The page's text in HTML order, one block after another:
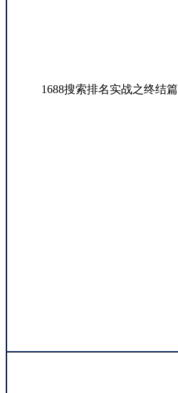
1688搜索排名实战之终结篇